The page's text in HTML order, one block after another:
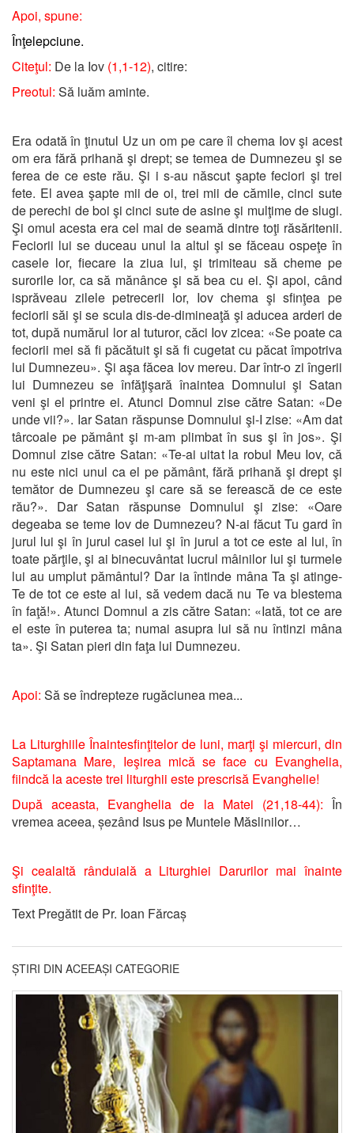
Apoi, spune:
Înţelepciune.
Citeţul: De la Iov (1,1-12), citire:
Preotul: Să luăm aminte.
Era odată în ţinutul Uz un om pe care îl chema Iov şi acest
om era fără prihană şi drept; se temea de Dumnezeu şi se
ferea de ce este rău. Şi i s-au născut şapte feciori şi trei
fete. El avea şapte mii de oi, trei mii de cămile, cinci sute
de perechi de boi şi cinci sute de asine şi mulţime de slugi.
Şi omul acesta era cel mai de seamă dintre toţi răsăritenii.
Feciorii lui se duceau unul la altul şi se făceau ospeţe în
casele lor, fiecare la ziua lui, şi trimiteau să cheme pe
surorile lor, ca să mănânce şi să bea cu ei. Şi apoi, când
isprăveau zilele petrecerii lor, Iov chema şi sfinţea pe
feciorii săi şi se scula dis-de-dimineaţă şi aducea arderi de
tot, după numărul lor al tuturor, căci Iov zicea: «Se poate ca
feciorii mei să fi păcătuit şi să fi cugetat cu păcat împotriva
lui Dumnezeu». Şi aşa făcea Iov mereu. Dar într-o zi îngerii
lui Dumnezeu se înfăţişară înaintea Domnului şi Satan
veni şi el printre ei. Atunci Domnul zise către Satan: «De
unde vii?». Iar Satan răspunse Domnului şi-I zise: «Am dat
târcoale pe pământ şi m-am plimbat în sus şi în jos». Şi
Domnul zise către Satan: «Te-ai uitat la robul Meu Iov, că
nu este nici unul ca el pe pământ, fără prihană şi drept şi
temător de Dumnezeu şi care să se ferească de ce este
rău?». Dar Satan răspunse Domnului şi zise: «Oare
degeaba se teme Iov de Dumnezeu? N-ai făcut Tu gard în
jurul lui şi în jurul casei lui şi în jurul a tot ce este al lui, în
toate părţile, şi ai binecuvântat lucrul mâinilor lui şi turmele
lui au umplut pământul? Dar ia întinde mâna Ta şi atinge-
Te de tot ce este al lui, să vedem dacă nu Te va blestema
în faţă!». Atunci Domnul a zis către Satan: «Iată, tot ce are
el este în puterea ta; numai asupra lui să nu întinzi mâna
ta». Şi Satan pieri din faţa lui Dumnezeu.
Apoi: Să se îndrepteze rugăciunea mea...
La Liturghiile Înaintesfinţitelor de luni, marţi şi miercuri, din
Saptamana Mare, Ieşirea mică se face cu Evanghelia,
fiindcă la aceste trei liturghii este prescrisă Evanghelie!
După aceasta, Evanghelia de la Matei (21,18-44): În
vremea aceea, șezând Isus pe Muntele Măslinilor…
Şi cealaltă rânduială a Liturghiei Darurilor mai înainte
sfinţite.
Text Pregătit de Pr. Ioan Fărcaș
ȘTIRI DIN ACEEAȘI CATEGORIE